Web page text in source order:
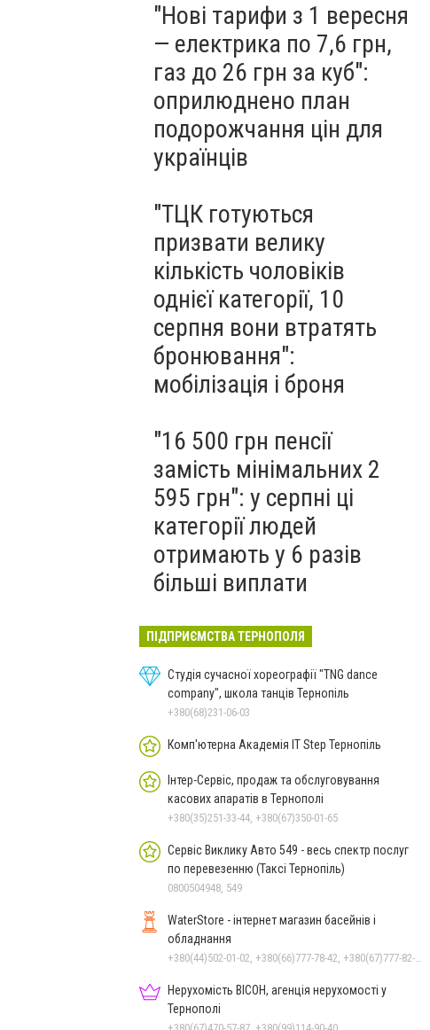
"Нові тарифи з 1 вересня
— електрика по 7,6 грн,
газ до 26 грн за куб":
оприлюднено план
подорожчання цін для
українців
"ТЦК готуються
призвати велику
кількість чоловіків
однієї категорії, 10
серпня вони втратять
бронювання":
мобілізація і броня
"16 500 грн пенсії
замість мінімальних 2
595 грн": у серпні ці
категорії людей
отримають у 6 разів
більші виплати
ПІДПРИЄМСТВА ТЕРНОПОЛЯ
Студія сучасної хореографії "TNG dance
company", школа танців Тернопіль
+380(68)231-06-03
Комп'ютерна Академiя IT Step Тернопіль
Інтер-Сервіс, продаж та обслуговування
касових апаратів в Тернополі
+380(35)251-33-44, +380(67)350-01-65
Сервіс Виклику Авто 549 - весь спектр послуг
по перевезенню (Таксі Тернопіль)
0800504948, 549
WaterStore - інтернет магазин басейнів і
обладнання
+380(44)502-01-02, +380(66)777-78-42, +380(67)777-82-19, +380(67)890-80-80, +380(73)890-80-80, +380(44)502-01-03
Нерухомість ВІСОН, агенція нерухомості у
Тернополі